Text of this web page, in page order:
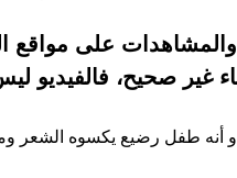
على مواقع
غير صحيح،
أنه طفل رضيع يكسوه الشعر